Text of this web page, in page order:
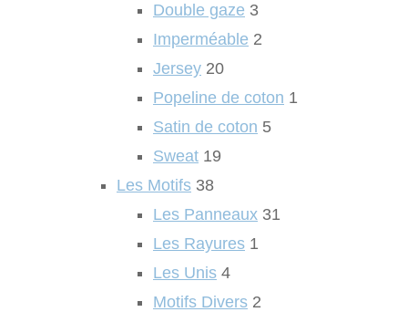
Double gaze 3
Imperméable 2
Jersey 20
Popeline de coton 1
Satin de coton 5
Sweat 19
Les Motifs 38
Les Panneaux 31
Les Rayures 1
Les Unis 4
Motifs Divers 2